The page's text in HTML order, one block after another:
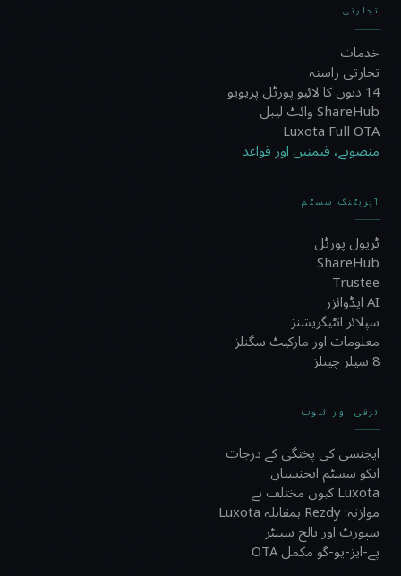
تجارتی
خدمات
تجارتی راستہ
14 دنوں کا لائیو پورٹل پریویو
ShareHub وائٹ لیبل
Luxota Full OTA
منصوبے، قیمتیں اور قواعد
آپریٹنگ سسٹم
ٹریول پورٹل
ShareHub
Trustee
AI ایڈوائزر
سپلائر انٹیگریشنز
معلومات اور مارکیٹ سگنلز
8 سیلز چینلز
ترقی اور ثبوت
ایجنسی کی پختگی کے درجات
ایکو سسٹم ایجنسیاں
Luxota کیوں مختلف ہے
موازنہ: Rezdy بمقابلہ Luxota
سپورٹ اور نالج سینٹر
پے-ایز-یو-گو مکمل OTA